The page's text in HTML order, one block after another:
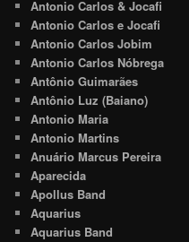
Antonio Carlos & Jocafi
Antonio Carlos e Jocafi
Antonio Carlos Jobim
Antonio Carlos Nóbrega
Antônio Guimarães
Antônio Luz (Baiano)
Antonio Maria
Antonio Martins
Anuário Marcus Pereira
Aparecida
Apollus Band
Aquarius
Aquarius Band